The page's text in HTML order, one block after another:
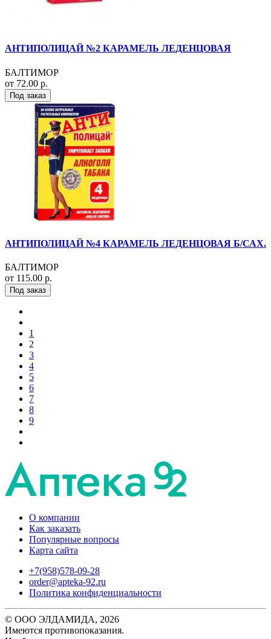
АНТИПОЛИЦАЙ №2 КАРАМЕЛЬ ЛЕДЕНЦОВАЯ
БАЛТИМОР
от 72.00 р.
Под заказ
АНТИПОЛИЦАЙ №4 КАРАМЕЛЬ ЛЕДЕНЦОВАЯ Б/САХ.
БАЛТИМОР
от 115.00 р.
Под заказ
1
2
3
4
5
6
7
8
9
О компании
Как заказать
Популярные вопросы
Карта сайта
+7(958)578-09-28
order@apteka-92.ru
Политика конфиденциальности
© ООО ЭЛДАМИДА, 2026
Имеются противопоказания.